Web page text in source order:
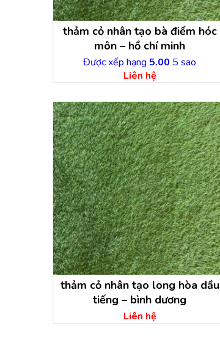
thảm cỏ nhân tạo bà điểm hóc
môn – hồ chí minh
Được xếp hạng 5.00 5 sao
Liên hệ
thảm cỏ nhân tạo long hòa dầu
tiếng – bình dương
Liên hệ